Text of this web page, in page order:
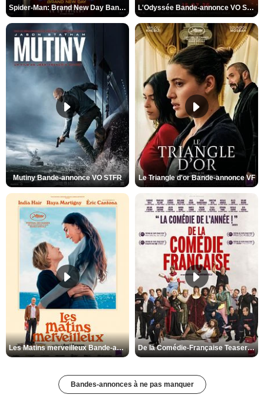
Spider-Man: Brand New Day Bande-annonce VO STFR L'Odyssée Bande-annonce VO STFR
Mutiny Bande-annonce VO STFR Le Triangle d'or Bande-annonce VF
Les Matins merveilleux Bande-annonce VF De la Comédie-Française Teaser VF
Bandes-annonces à ne pas manquer